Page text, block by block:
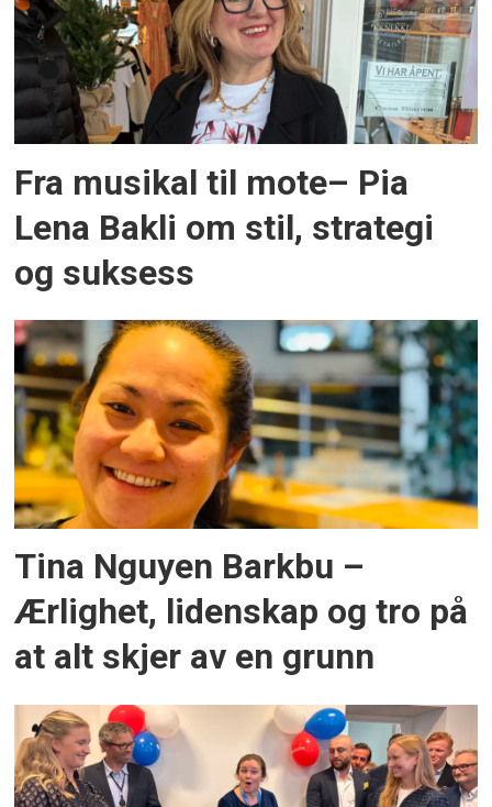
Fra musikal til mote– Pia
Lena Bakli om stil, strategi
og suksess
Tina Nguyen Barkbu –
Ærlighet, lidenskap og tro på
at alt skjer av en grunn